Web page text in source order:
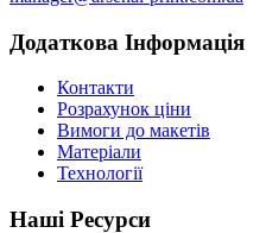
Додаткова Інформація
Контакти
Розрахунок ціни
Вимоги до макетів
Матеріали
Технології
Наші Ресурси